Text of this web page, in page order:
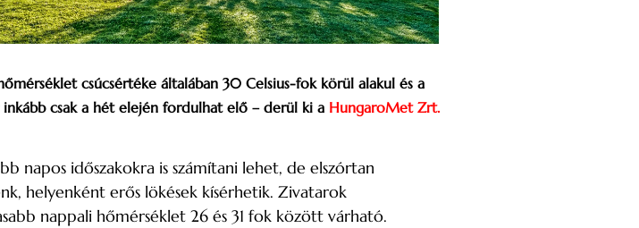
csúcsértéke általában 30 Celsius-fok körül alakul és a
csak a hét elején fordulhat elő – derül ki a HungaroMet Zrt.
napos időszakokra is számítani lehet, de elszórtan
helyenként erős lökések kísérhetik. Zivatarok
nappali hőmérséklet 26 és 31 fok között várható.